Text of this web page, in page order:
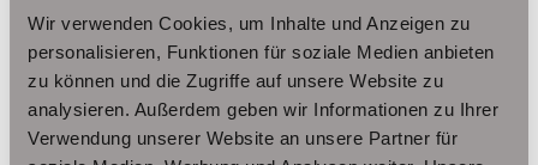
Wir verwenden Cookies, um Inhalte und Anzeigen zu
personalisieren, Funktionen für soziale Medien anbieten
zu können und die Zugriffe auf unsere Website zu
analysieren. Außerdem geben wir Informationen zu Ihrer
Verwendung unserer Website an unsere Partner für
Erfurt/ Johannesvorstadt Erfurt/ Niedernissa
Erfurt/ Salomonsborn Erfurt/ Vieselbach
Gotha
Großheringen
Herbsleben
Ichtershausen
Kutzleben / Lützensömmern